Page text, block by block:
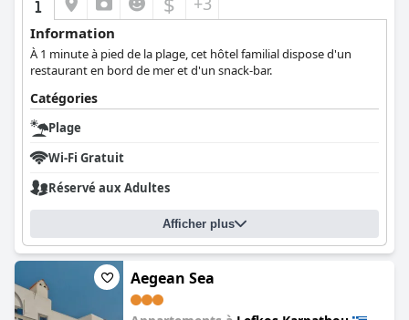
Information
À 1 minute à pied de la plage, cet hôtel familial dispose d'un
restaurant en bord de mer et d'un snack-bar.
Catégories
Plage
Wi-Fi Gratuit
Réservé aux Adultes
Afficher plus
Aegean Sea